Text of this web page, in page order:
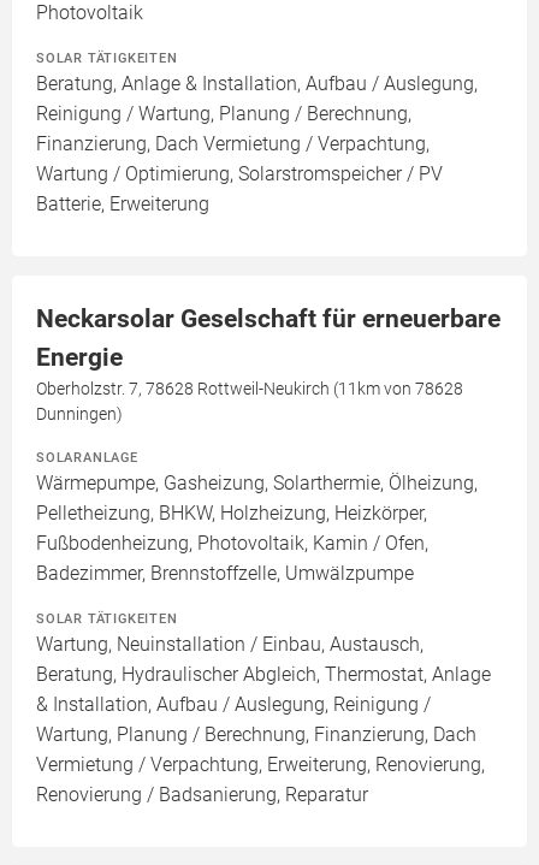
Photovoltaik
SOLAR TÄTIGKEITEN
Beratung, Anlage & Installation, Aufbau / Auslegung,
Reinigung / Wartung, Planung / Berechnung,
Finanzierung, Dach Vermietung / Verpachtung,
Wartung / Optimierung, Solarstromspeicher / PV
Batterie, Erweiterung
Neckarsolar Geselschaft für erneuerbare
Energie
Oberholzstr. 7, 78628 Rottweil-Neukirch (11km von 78628
Dunningen)
SOLARANLAGE
Wärmepumpe, Gasheizung, Solarthermie, Ölheizung,
Pelletheizung, BHKW, Holzheizung, Heizkörper,
Fußbodenheizung, Photovoltaik, Kamin / Ofen,
Badezimmer, Brennstoffzelle, Umwälzpumpe
SOLAR TÄTIGKEITEN
Wartung, Neuinstallation / Einbau, Austausch,
Beratung, Hydraulischer Abgleich, Thermostat, Anlage
& Installation, Aufbau / Auslegung, Reinigung /
Wartung, Planung / Berechnung, Finanzierung, Dach
Vermietung / Verpachtung, Erweiterung, Renovierung,
Renovierung / Badsanierung, Reparatur